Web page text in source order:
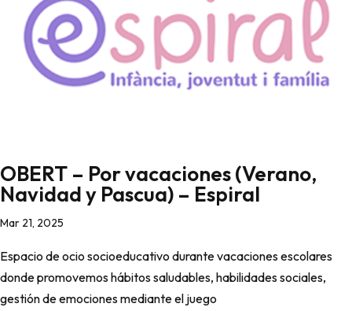
OBERT – Por vacaciones (Verano,
Navidad y Pascua) – Espiral
Mar 21, 2025
Espacio de ocio socioeducativo durante vacaciones escolares
donde promovemos hábitos saludables, habilidades sociales,
gestión de emociones mediante el juego